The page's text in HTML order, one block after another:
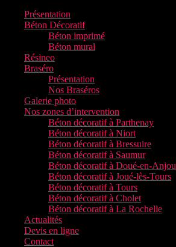
Présentation
Béton Décoratif
Béton imprimé
Béton mural
Résineo
Braséro
Présentation
Nos Braséros
Galerie photo
Nos zones d’intervention
Béton décoratif à Parthenay
Béton décoratif à Niort
Béton décoratif à Bressuire
Béton décoratif à Saumur
Béton décoratif à Doué-en-Anjou
Béton décoratif à Joué-lès-Tours
Béton décoratif à Tours
Béton décoratif à Cholet
Béton décoratif à La Rochelle
Actualités
Devis en ligne
Contact